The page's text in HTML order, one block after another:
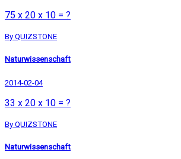
75 x 20 x 10 = ?
By QUIZSTONE
Naturwissenschaft
2014-02-04
33 x 20 x 10 = ?
By QUIZSTONE
Naturwissenschaft